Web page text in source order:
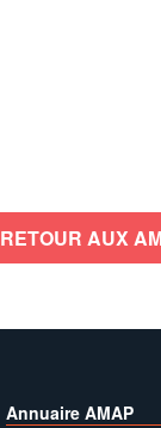
RETOUR AUX
Annuaire AMAP